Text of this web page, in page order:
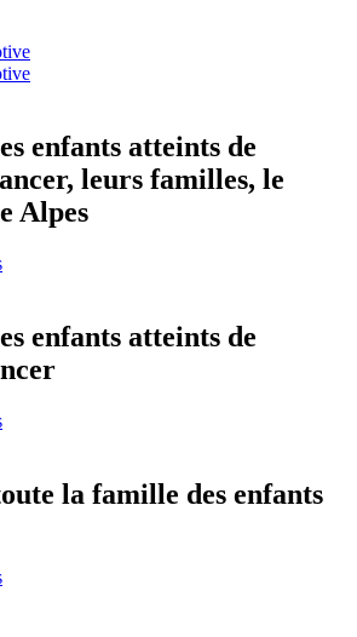
enfants atteints de
leurs familles, le
Alpes
enfants atteints de
la famille des enfants